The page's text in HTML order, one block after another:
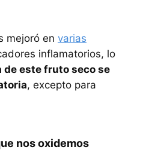
mejoró en varias
inflamatorios, lo
de este fruto seco se
, excepto para
nos oxidemos